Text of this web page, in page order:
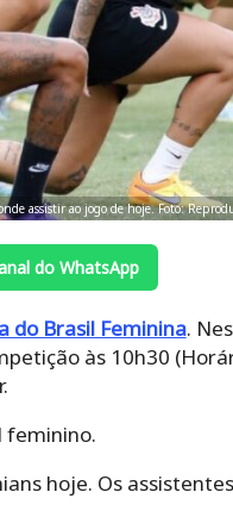
assistir ao jogo de hoje. Foto:
do WhatsApp
do Brasil Feminina.
às 10h30
feminino.
hoje. Os